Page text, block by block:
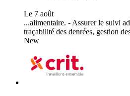
Le 7 août
...alimentaire. - Assurer le suivi
traçabilité des denrées, gestion
New